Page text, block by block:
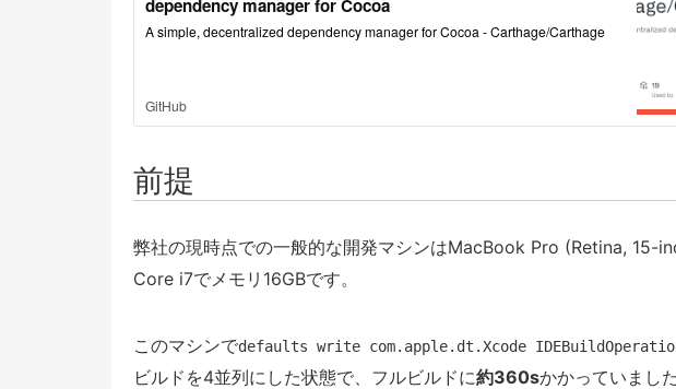
dependency manager for Cocoa
A simple, decentralized dependency manager for Cocoa - Carthage/Carthage
GitHub
前提
弊社の現時点での一般的な開発マシンはMacBook Pro (Retina, 15-
Core i7でメモリ16GBです。
このマシンでdefaults write com.apple.dt.Xcode
ビルドを4並列にした状態で、フルビルドに約360sかかっていました